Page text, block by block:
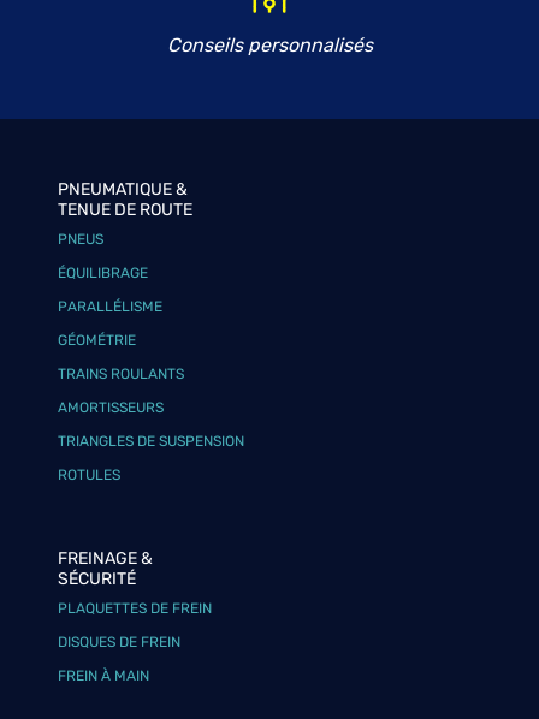
Conseils personnalisés
PNEUMATIQUE &
TENUE DE ROUTE
PNEUS
ÉQUILIBRAGE
PARALLÉLISME
GÉOMÉTRIE
TRAINS ROULANTS
AMORTISSEURS
TRIANGLES DE SUSPENSION
ROTULES
FREINAGE &
SÉCURITÉ
PLAQUETTES DE FREIN
DISQUES DE FREIN
FREIN À MAIN